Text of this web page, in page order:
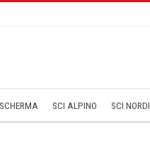
SCHERMA SCI ALPINO SCI